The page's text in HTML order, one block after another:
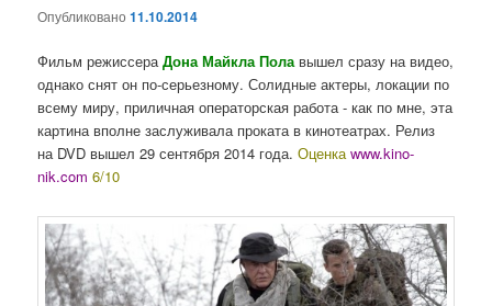
Опубликовано11.10.2014
Фильм режиссераДона Майкла Пола вышел сразу на видео,
однако снят он по-серьезному. Солидные актеры, локации по
всему миру, приличная операторская работа - как по мне, эта
картина вполне заслуживала проката в кинотеатрах. Релиз
на DVD вышел 29 сентября 2014 года.Оценкаwww.kino-
nik.com6/10